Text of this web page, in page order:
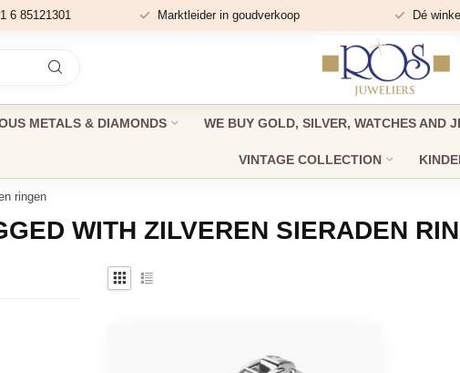
6 85121301 Marktleider in goudverkoop Dé
METALS & DIAMONDS WE BUY GOLD, SILVER, WATCHES AND
VINTAGE COLLECTION
ringen
WITH ZILVEREN SIERADEN